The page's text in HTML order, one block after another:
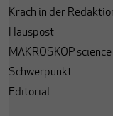
Krach in der
Hauspost
MAKROSKOP science
Schwerpunkt
Editorial